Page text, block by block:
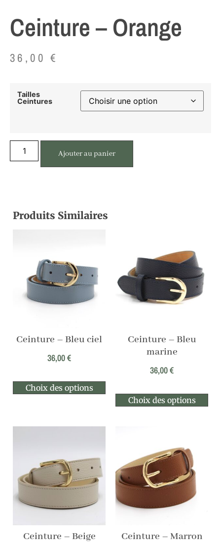
Ceinture – Orange
36,00€
Tailles
Ceintures
Ajouter au panier
Produits Similaires
Ceinture – Bleu ciel
36,00€
Choix des options
Ceinture – Bleu
marine
36,00€
Choix des options
Ceinture – Beige
Ceinture – Marron